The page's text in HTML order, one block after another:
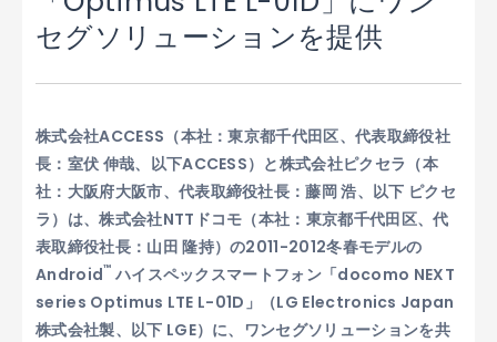
セグソリューションを提供
株式会社ACCESS（本社：東京都千代田区、代表取締役社
長：室伏 伸哉、以下ACCESS）と株式会社ピクセラ（本
社：大阪府大阪市、代表取締役社長：藤岡 浩、以下 ピクセ
ラ）は、株式会社NTTドコモ（本社：東京都千代田区、代
表取締役社長：山田 隆持）の2011-2012冬春モデルの
Android™ ハイスペックスマートフォン「docomo NEXT
series Optimus LTE L-01D」（LG Electronics Japan
株式会社製、以下 LGE）に、ワンセグソリューションを共